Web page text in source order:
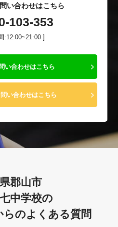
い合わせはこちら
103-353
:12:00~21:00 ]
い合わせはこちら
い合わせはこちら
郡山市
中学校の
らのよくある質問